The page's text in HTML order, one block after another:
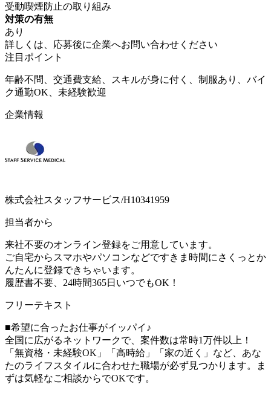
受動喫煙防止の取り組み
対策の有無
あり
詳しくは、応募後に企業へお問い合わせください
注目ポイント
年齢不問、交通費支給、スキルが身に付く、制服あり、バイ
ク通勤OK、未経験歓迎
企業情報
株式会社スタッフサービス/H10341959
担当者から
来社不要のオンライン登録をご用意しています。
ご自宅からスマホやパソコンなどですきま時間にさくっとか
んたんに登録できちゃいます。
履歴書不要、24時間365日いつでもOK！
フリーテキスト
■希望に合ったお仕事がイッパイ♪
全国に広がるネットワークで、案件数は常時1万件以上！
「無資格・未経験OK」「高時給」「家の近く」など、あな
たのライフスタイルに合わせた職場が必ず見つかります。ま
ずは気軽なご相談からでOKです。